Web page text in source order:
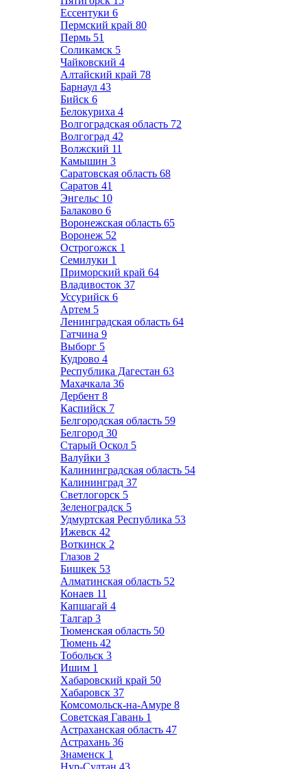
Ессентуки 6
Пермский край 80
Пермь 51
Соликамск 5
Чайковский 4
Алтайский край 78
Барнаул 43
Бийск 6
Белокуриха 4
Волгоградская область 72
Волгоград 42
Волжский 11
Камышин 3
Саратовская область 68
Саратов 41
Энгельс 10
Балаково 6
Воронежская область 65
Воронеж 52
Острогожск 1
Семилуки 1
Приморский край 64
Владивосток 37
Уссурийск 6
Артем 5
Ленинградская область 64
Гатчина 9
Выборг 5
Кудрово 4
Республика Дагестан 63
Махачкала 36
Дербент 8
Каспийск 7
Белгородская область 59
Белгород 30
Старый Оскол 5
Валуйки 3
Калининградская область 54
Калининград 37
Светлогорск 5
Зеленоградск 5
Удмуртская Республика 53
Ижевск 42
Воткинск 2
Глазов 2
Бишкек 53
Алматинская область 52
Конаев 11
Капшагай 4
Талгар 3
Тюменская область 50
Тюмень 42
Тобольск 3
Ишим 1
Хабаровский край 50
Хабаровск 37
Комсомольск-на-Амуре 8
Советская Гавань 1
Астраханская область 47
Астрахань 36
Знаменск 1
Нур-Султан 43